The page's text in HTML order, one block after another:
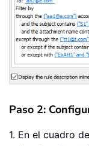
Paso 2:
1. En el cuadro